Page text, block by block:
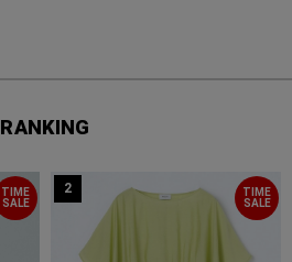
RANKING
TIME
SALE
TIME
SALE
2